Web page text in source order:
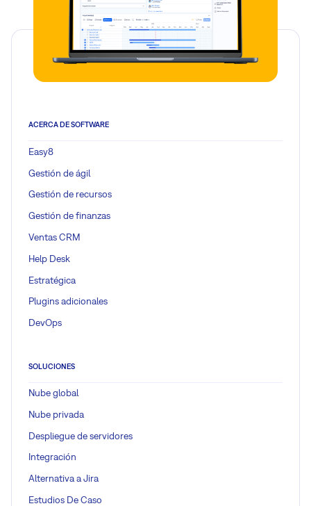
ACERCA DE SOFTWARE
Easy8
Gestión de ágil
Gestión de recursos
Gestión de finanzas
Ventas CRM
Help Desk
Estratégica
Plugins adicionales
DevOps
SOLUCIONES
Nube global
Nube privada
Despliegue de servidores
Integración
Alternativa a Jira
Estudios De Caso